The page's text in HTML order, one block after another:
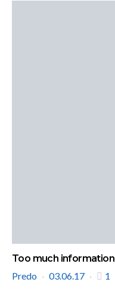
Too much information
Predo
03.06.17 1